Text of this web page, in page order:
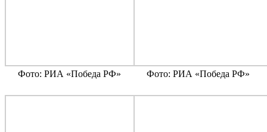
Фото: РИА «Победа РФ» Фото: РИА «Победа РФ»